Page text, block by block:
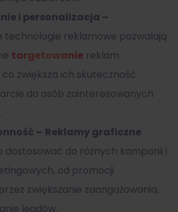
i personalizacja –
technologie reklamowe pozwalają
targetowanie reklam
zwiększa ich skuteczność
do osób zainteresowanych
– Reklamy graficzne
dostosować do różnych kampanii i
od promocji
zwiększanie zaangażowania,
leadów.